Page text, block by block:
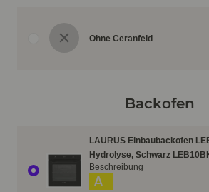
Ohne Ceranfeld
Backofen
LAURUS Einbaubackofen
Hydrolyse, Schwarz
A
Beschreibung